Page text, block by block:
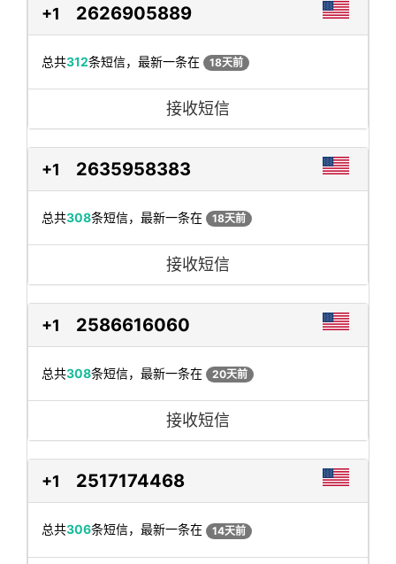
+1 2626905889
总共312条短信，最新一条在 18天前
接收短信
+1 2635958383
总共308条短信，最新一条在 18天前
接收短信
+1 2586616060
总共308条短信，最新一条在 20天前
接收短信
+1 2517174468
总共306条短信，最新一条在 14天前